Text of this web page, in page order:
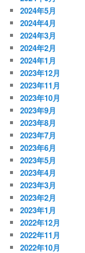
2024年5月
2024年4月
2024年3月
2024年2月
2024年1月
2023年12月
2023年11月
2023年10月
2023年9月
2023年8月
2023年7月
2023年6月
2023年5月
2023年4月
2023年3月
2023年2月
2023年1月
2022年12月
2022年11月
2022年10月